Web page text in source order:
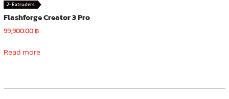
2-Extruders
Flashforge Creator 3 Pro
99,900.00฿
Read more